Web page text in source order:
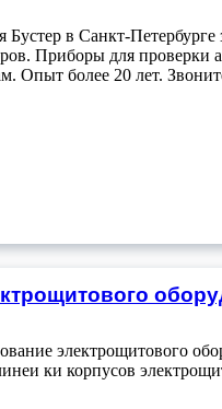
Бустер в Санкт-
Приборы для проверки
Опыт более 20 лет.
электрощитового
ки корпусов